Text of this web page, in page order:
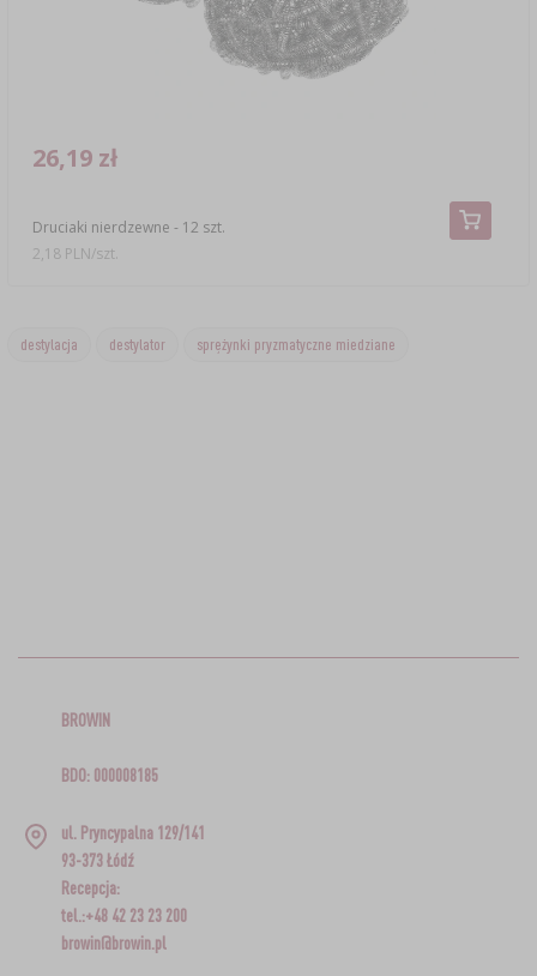
Druciaki nierdzewne - 12 szt.
26,19 zł
2,18 PLN/szt.
destylacja destylator sprężynki pryzmatyczne miedziane
BROWIN
BDO: 000008185
ul. Pryncypalna 129/141
93-373 Łódź
Recepcja:
tel.:+48 42 23 23 200
browin@browin.pl